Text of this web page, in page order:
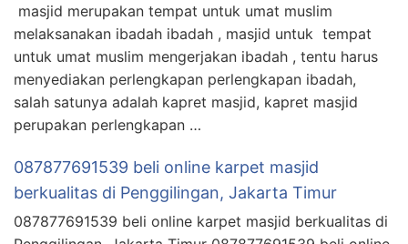
masjid merupakan tempat untuk umat muslim
melaksanakan ibadah ibadah , masjid untuk tempat
untuk umat muslim mengerjakan ibadah , tentu harus
menyediakan perlengkapan perlengkapan ibadah,
salah satunya adalah kapret masjid, kapret masjid
perupakan perlengkapan …
087877691539 beli online karpet masjid
berkualitas di Penggilingan, Jakarta Timur
087877691539 beli online karpet masjid berkualitas di